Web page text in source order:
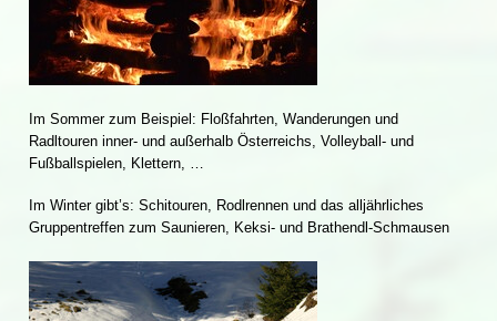
Im Sommer zum Beispiel: Floßfahrten, Wanderungen und
Radltouren inner- und außerhalb Österreichs, Volleyball- und
Fußballspielen, Klettern, …
Im Winter gibt’s: Schitouren, Rodlrennen und das alljährliches
Gruppentreffen zum Saunieren, Keksi- und Brathendl-Schmausen